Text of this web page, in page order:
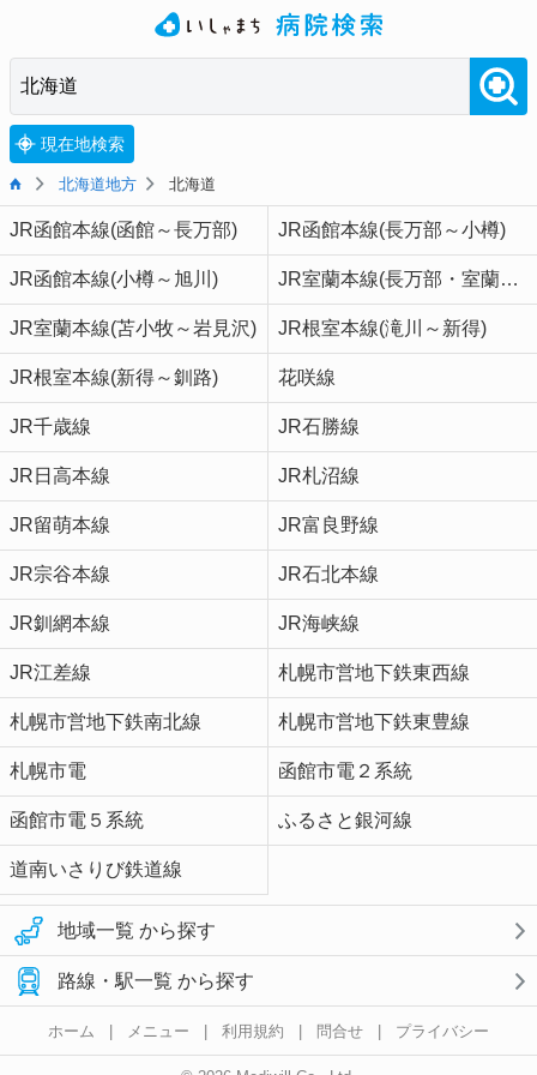
現在地検索
北海道地方 北海道
JR函館本線(函館～長万部) JR函館本線(長万部～小樽)
JR函館本線(小樽～旭川) JR室蘭本線(長万部・室蘭～苫小牧)
JR室蘭本線(苫小牧～岩見沢) JR根室本線(滝川～新得)
JR根室本線(新得～釧路) 花咲線
JR千歳線 JR石勝線
JR日高本線 JR札沼線
JR留萌本線 JR富良野線
JR宗谷本線 JR石北本線
JR釧網本線 JR海峡線
JR江差線 札幌市営地下鉄東西線
札幌市営地下鉄南北線 札幌市営地下鉄東豊線
札幌市電 函館市電２系統
函館市電５系統 ふるさと銀河線
道南いさりび鉄道線
地域一覧 から探す
路線・駅一覧 から探す
ホーム | メニュー | 利用規約 | 問合せ | プライバシー